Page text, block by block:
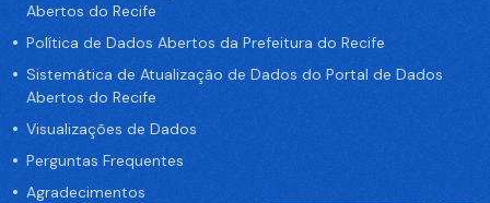
Abertos do Recife
Política de Dados Abertos da Prefeitura do Recife
Sistemática de Atualização de Dados do Portal de Dados
Abertos do Recife
Visualizações de Dados
Perguntas Frequentes
Agradecimentos